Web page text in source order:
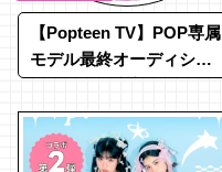
【Popteen TV】POP専属
モデル最終オーディショ